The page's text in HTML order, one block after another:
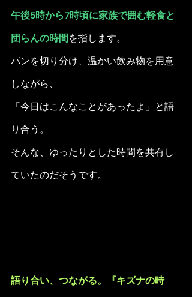
午後5時から7時頃に家族で囲む軽食と
団らんの時間 を指します。
パンを切り分け、温かい飲み物を用意
しながら、
「今日はこんなことがあったよ」と語
り合う。
そんな、ゆったりとした時間を共有し
ていたのだそうです。
語り合い、つながる。『キズナの時